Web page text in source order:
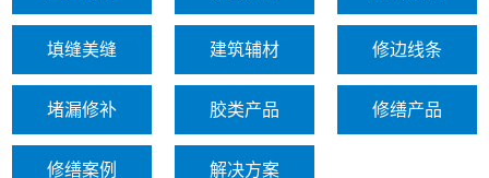
填缝美缝 建筑辅材 修边线条
堵漏修补 胶类产品 修缮产品
修缮案例 解决方案